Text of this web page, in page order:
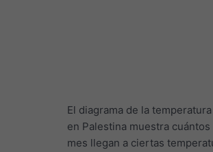
El diagrama de la
en Palestina muestra cuántos
mes llegan a ciertas